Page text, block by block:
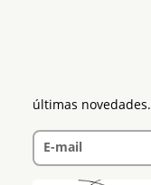
últimas novedades.
E-mail